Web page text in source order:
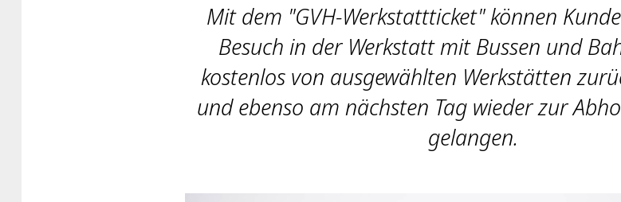
Mit dem "GVH-Werkstattticket" können
Besuch in der Werkstatt mit Bussen und
kostenlos von ausgewählten Werkstätten
und ebenso am nächsten Tag wieder zur
gelangen.